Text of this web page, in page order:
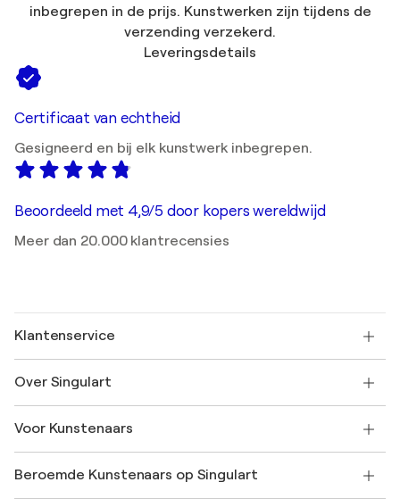
inbegrepen in de prijs. Kunstwerken zijn tijdens de
verzending verzekerd.
Leveringsdetails
Certificaat van echtheid
Gesigneerd en bij elk kunstwerk inbegrepen.
Beoordeeld met 4,9/5 door kopers wereldwijd
Meer dan 20.000 klantrecensies
Klantenservice
Verzenden
SINGULART Cadeaubon
Neem deel aan ons handelsprogramma
Mijn Account
Over Singulart
Veelgestelde Vragen
Singulart Magazine
Voor Kunstenaars
Inloggen als Artiest
Beroemde Kunstenaars op Singulart